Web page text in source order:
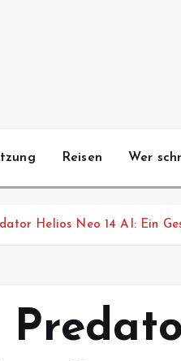
Reisen Wer
Helios Neo 14 AI: Ein